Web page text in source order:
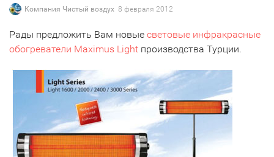
Компания Чистый воздух 8 февраля 2012
Рады предложить Вам новые световые инфракрасные
обогреватели Maximus Light производства Турции.